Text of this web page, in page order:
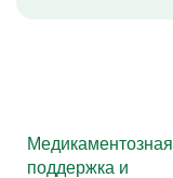
Медикаментозная
поддержка и